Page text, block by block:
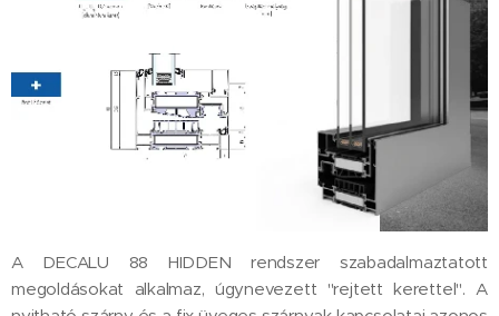
A DECALU 88 HIDDEN rendszer szabadalmaztatott
megoldásokat alkalmaz, úgynevezett "rejtett kerettel". A